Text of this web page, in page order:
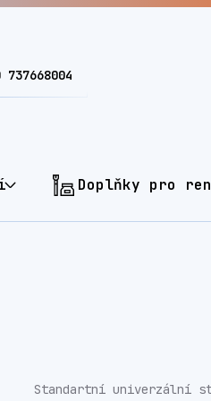
737668004
Doplňky pro
Standartní univerzální